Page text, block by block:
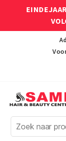
Afro
Hair